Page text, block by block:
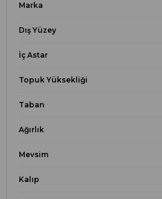
Marka
Dış Yüzey
İç Astar
Topuk Yüksekliği
Taban
Ağırlık
Mevsim
Kalıp